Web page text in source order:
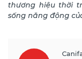
thương hiệu thời
sống năng động